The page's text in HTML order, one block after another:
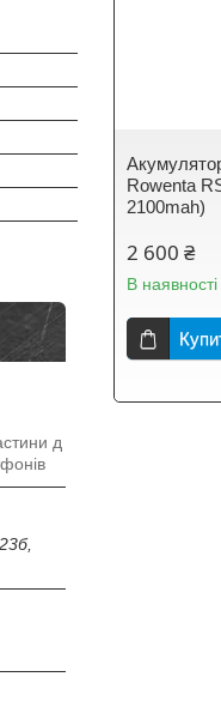
Rowenta
2100mah)
2 600 ₴
В наявності
д